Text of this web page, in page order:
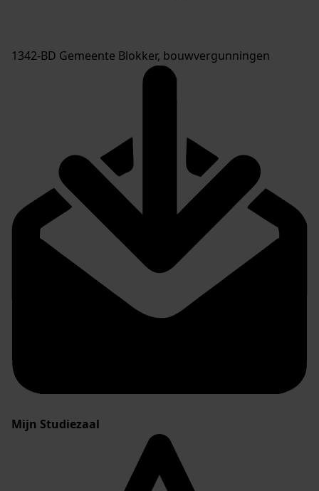
1342-BD Gemeente Blokker, bouwvergunningen
Mijn Studiezaal